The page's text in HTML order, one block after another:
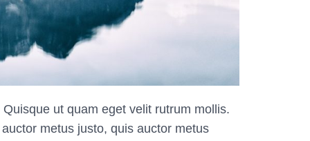
ut quam eget velit rutrum mollis.
metus justo, quis auctor metus